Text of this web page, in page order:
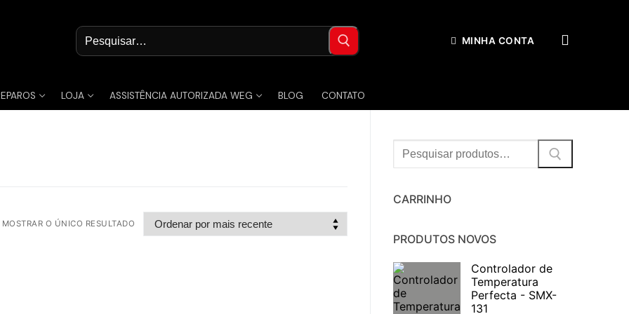
Pesquisar
por:
MINHA CONTA
LOJA ASSISTÊNCIA AUTORIZADA WEG BLOG CONTATO
MOSTRAR O ÚNICO RESULTADO
Procurar:
CARRINHO
PRODUTOS NOVOS
Controlador de
Temperatura
Perfecta - SMX-
131